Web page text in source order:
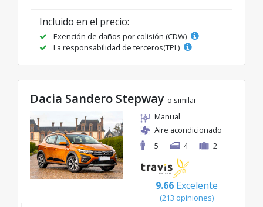
Incluido en el precio:
Exención de daños por colisión (CDW)
La responsabilidad de terceros(TPL)
Dacia Sandero Stepway o similar
Manual
Aire acondicionado
5
4 2
9.66 Excelente
(213 opiniones)